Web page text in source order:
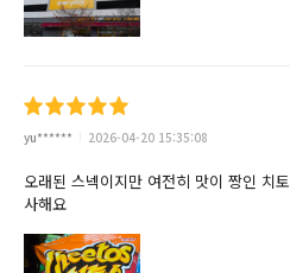
yu****** 2026-04-20 15:35:08
오래된 스넥이지만 여전히 맛이 짱인 치
사해요